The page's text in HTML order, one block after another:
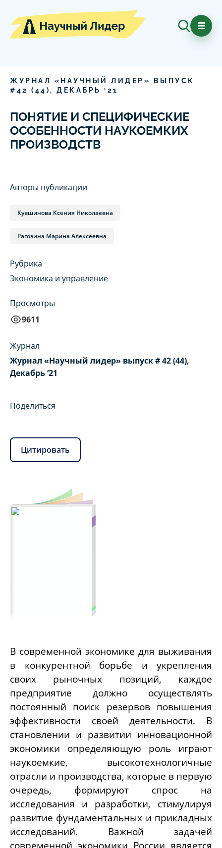
ЖУРНАЛ «НАУЧНЫЙ ЛИДЕР» ВЫПУСК
# 42 ( 44 ), ДЕКАБРЬ ‘ 21
ПОНЯТИЕ И СПЕЦИФИЧЕСКИЕ
ОСОБЕННОСТИ НАУКОЕМКИХ
ПРОИЗВОДСТВ
Авторы публикации
Кувшинова Ксения Николаевна
Рагозина Марина Алексеевна
Рубрика
Экономика и управление
Просмотры
9611
Журнал
Журнал «Научный лидер» выпуск # 42 (44),
Декабрь ‘21
Поделиться
Цитировать
В современной экономике для выживания
в конкурентной борьбе и укрепления
своих рыночных позиций, каждое
предприятие должно осуществлять
постоянный поиск резервов повышения
эффективности своей деятельности. В
становлении и развитии инновационной
экономики определяющую роль играют
наукоемкие, высокотехнологичные
отрасли и производства, которые в первую
очередь, формируют спрос на
исследования и разработки, стимулируя
развитие фундаментальных и прикладных
исследований. Важной задачей
современной экономики России является